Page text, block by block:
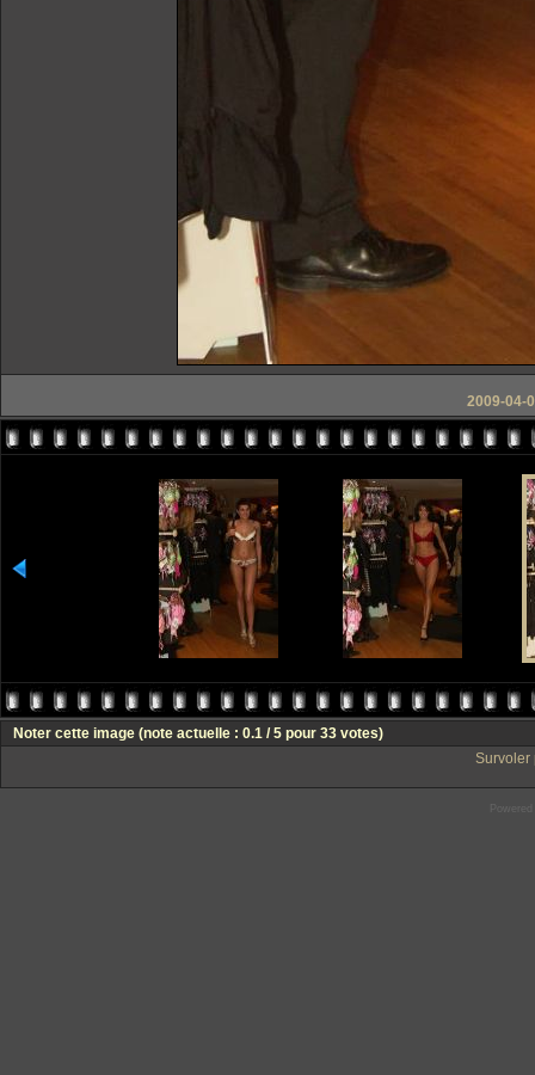
2009-04-
Noter cette image (note actuelle : 0.1 / 5 pour 33 votes)
Survoler